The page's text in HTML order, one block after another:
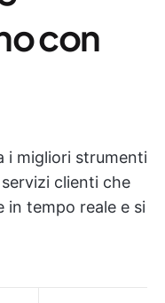
con
i migliori strumenti
clienti che
in tempo reale e si